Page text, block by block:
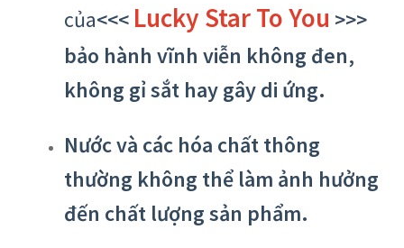
của<<< Lucky Star To You >>>
bảo hành vĩnh viễn không đen,
không gỉ sắt hay gây di ứng.
Nước và các hóa chất thông
thường không thể làm ảnh hưởng
đến chất lượng sản phẩm.